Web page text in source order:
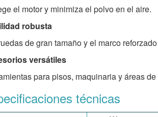
el motor y minimiza el polvo en el aire.
robusta
de gran tamaño y el marco
versátiles
para pisos, maquinaria y áreas
técnicas